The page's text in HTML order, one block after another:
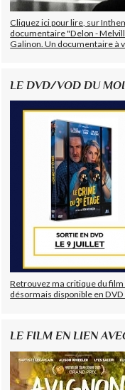
Cliquez ici pour lire, sur
documentaire "Delon -
Galinon. Un documentaire à
LE DVD/VOD DU
Retrouvez ma critique du film
désormais disponible en
LE FILM EN LIEN